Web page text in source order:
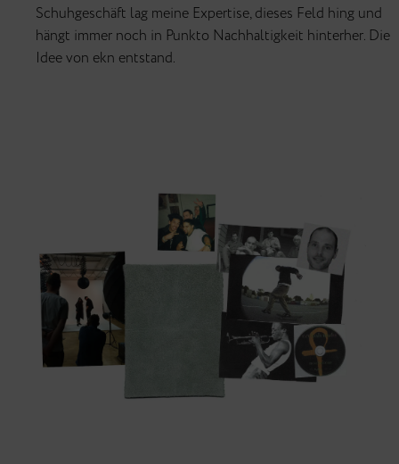
Schuhgeschäft lag meine Expertise, dieses Feld hing und
hängt immer noch in Punkto Nachhaltigkeit hinterher. Die
Idee von ekn entstand.